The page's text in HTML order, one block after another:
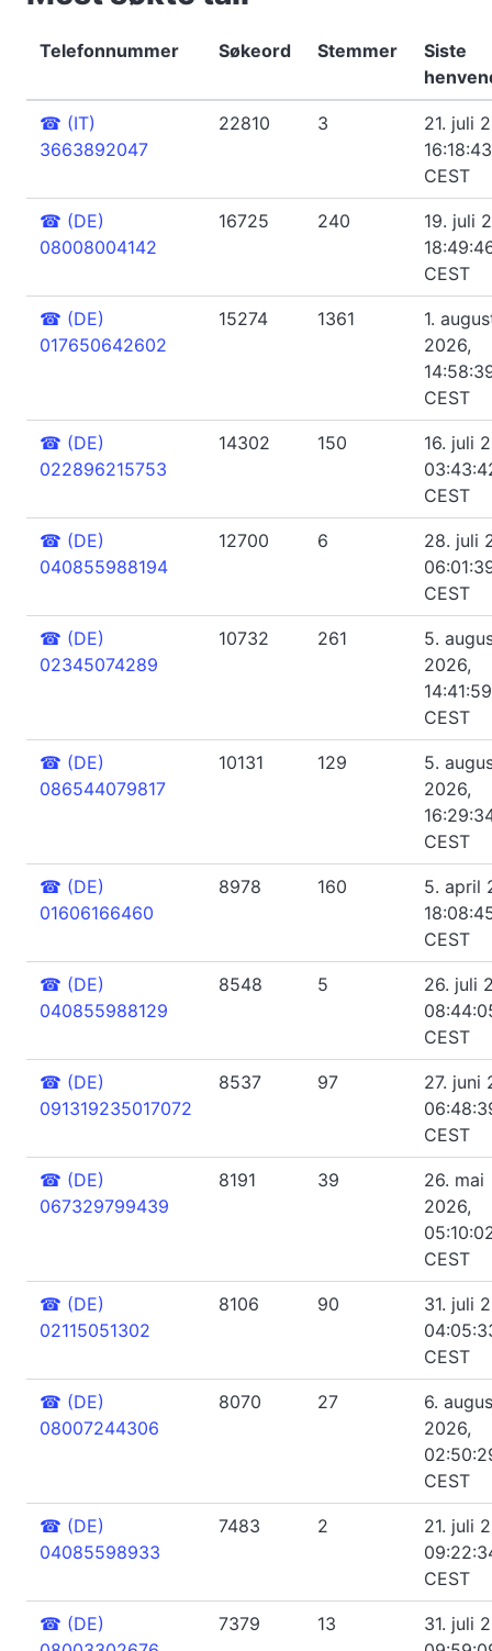
Telefonnummer Søkeord Stemmer
Siste
☎ (IT)
3663892047
22810 3
21. juli
16:18:43
CEST
☎ (DE)
08008004142
16725 240
19. juli
CEST
☎ (DE)
017650642602
15274 1361
1.
2026,
CEST
☎ (DE)
022896215753
14302 150
16. juli
CEST
☎ (DE)
040855988194
12700 6
28. juli
CEST
☎ (DE)
02345074289
10732 261
5.
2026,
14:41:59
CEST
☎ (DE)
086544079817
10131 129
5.
2026,
CEST
☎ (DE)
01606166460
8978 160
5. april
CEST
☎ (DE)
040855988129
8548 5
26. juli
CEST
☎ (DE)
091319235017072
8537 97
27. juni
CEST
☎ (DE)
067329799439
8191 39
26. mai
2026,
CEST
☎ (DE)
02115051302
8106 90
31. juli
CEST
☎ (DE)
08007244306
8070 27
6.
2026,
CEST
☎ (DE)
04085598933
7483 2
21. juli
CEST
☎ (DE)
7379 13
31. juli